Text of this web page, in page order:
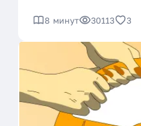
8 минут 30113 3